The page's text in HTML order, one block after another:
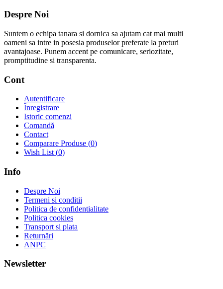
Despre Noi
Suntem o echipa tanara si dornica sa ajutam cat mai multi
oameni sa intre in posesia produselor preferate la preturi
avantajoase. Punem accent pe comunicare, seriozitate,
promptitudine si transparenta.
Cont
Autentificare
Înregistrare
Istoric comenzi
Comandă
Contact
Comparare Produse (0)
Wish List (0)
Info
Despre Noi
Termeni si conditii
Politica de confidentialitate
Politica cookies
Transport si plata
Returnări
ANPC
Newsletter